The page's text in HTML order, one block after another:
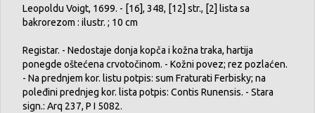
Leopoldu Voigt, 1699. - [16], 348, [12] str., [2] lista sa
bakrorezom : ilustr. ; 10 cm
Registar. - Nedostaje donja kopča i kožna traka, hartija
ponegde oštećena crvotočinom. - Kožni povez; rez pozlaćen.
- Na prednjem kor. listu potpis: sum Fraturati Ferbisky; na
poleđini prednjeg kor. lista potpis: Contis Runensis. - Stara
sign.: Arq 237, Р I 5082.